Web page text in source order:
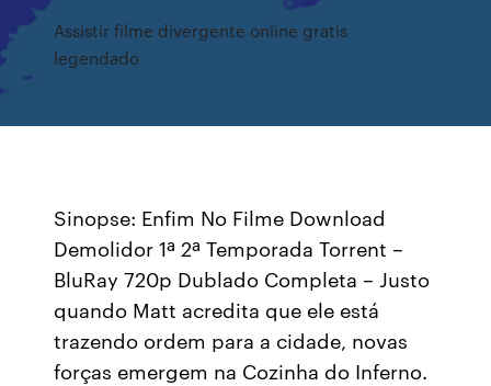
Assistir filme divergente online gratis
legendado
Sinopse: Enfim No Filme Download
Demolidor 1ª 2ª Temporada Torrent –
BluRay 720p Dublado Completa – Justo
quando Matt acredita que ele está
trazendo ordem para a cidade, novas
forças emergem na Cozinha do Inferno.